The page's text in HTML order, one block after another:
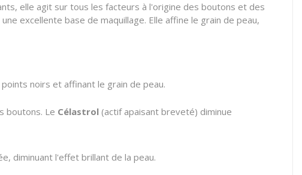
elle agit sur tous les facteurs à l'origine des boutons et des
excellente base de maquillage. Elle affine le grain de peau,
noirs et affinant le grain de peau.
boutons. Le Célastrol (actif apaisant breveté) diminue
diminuant l'effet brillant de la peau.